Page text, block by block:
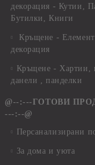
декорация - Кутии,
Бутилки, Книги
Кръщене -
декорация
Кръщене - Хартии,
данели , панделки
@--:---ГОТОВИ
---:--@
Персанализирани
За дома и уюта